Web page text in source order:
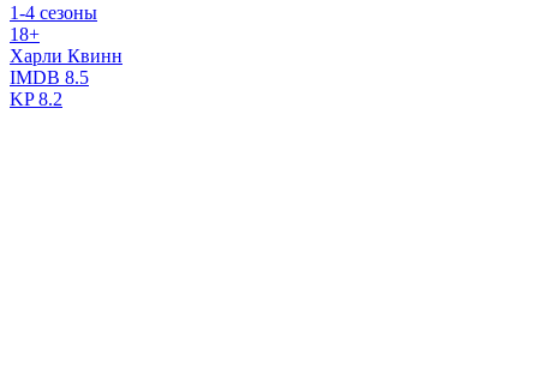
1-4 сезоны
18+
Харли Квинн
IMDB 8.5
KP8.2